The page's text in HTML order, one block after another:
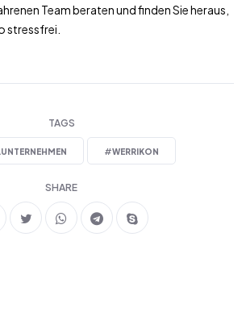
Team beraten und finden Sie heraus,
stressfrei.
TAGS
#WERRIKON
SHARE